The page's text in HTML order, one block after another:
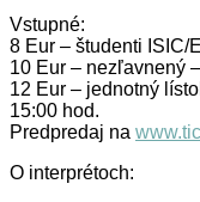
Vstupné:
8 Eur – študenti ISIC/
10 Eur – nezľavnený
12 Eur – jednotný
15:00 hod.
Predpredaj na
O interprétoch: